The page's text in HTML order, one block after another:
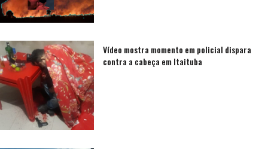
Vídeo mostra momento em policial dispara
contra a cabeça em Itaituba